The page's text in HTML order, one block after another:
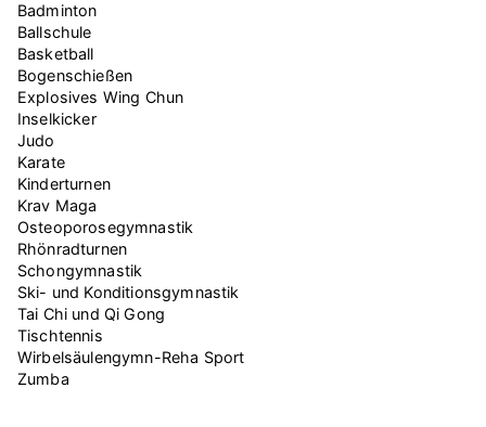
Badminton
Ballschule
Basketball
Bogenschießen
Explosives Wing Chun
Inselkicker
Judo
Karate
Kinderturnen
Krav Maga
Osteoporosegymnastik
Rhönradturnen
Schongymnastik
Ski- und Konditionsgymnastik
Tai Chi und Qi Gong
Tischtennis
Wirbelsäulengymn-Reha Sport
Zumba